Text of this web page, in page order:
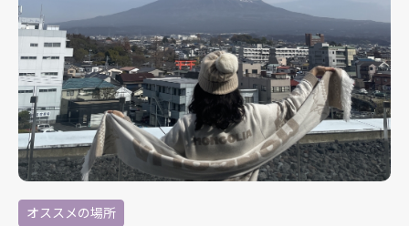
オススメの場所